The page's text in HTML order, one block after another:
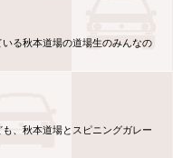
る秋本道場の道場生のみんなの
、秋本道場とスピニングガレー